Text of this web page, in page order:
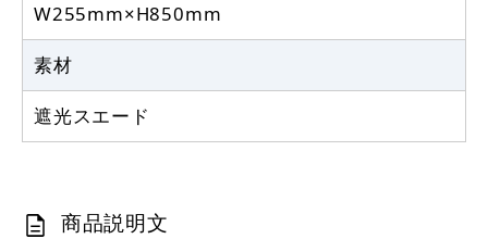
W255mm×H850mm
素材
遮光スエード
商品説明文